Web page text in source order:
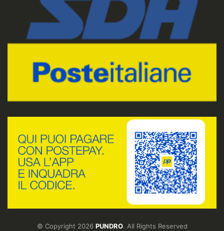
© Copyright 2026 PUNDRO. All Rights Reserved